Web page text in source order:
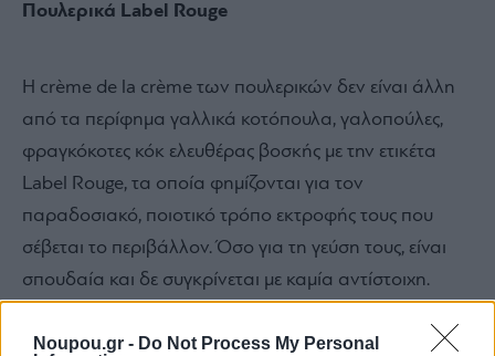
Noupou.gr - Do Not Process My Personal
Πουλερικά Label Rouge
Η crème de la crème των πουλερικών δεν είναι άλλη
από τα περίφημα γαλλικά κοτόπουλα, γαλοπούλες,
φραγκόκοτες κόκ ελευθέρας βοσκής με την ετικέτα
Label Rouge, τα οποία φημίζονται για τον
παραδοσιακό, ποιοτικό τρόπο εκτροφής τους που
σέβεται το περιβάλλον. Όσο για τη γεύση τους, είναι
σπουδαία και δε συγκρίνεται με καμία αντίστοιχη.